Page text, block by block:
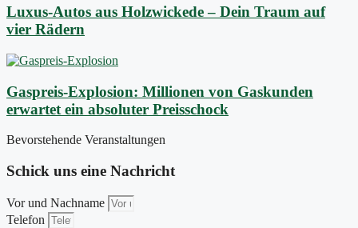
Luxus-Autos aus Holzwickede – Dein Traum auf
vier Rädern
Gaspreis-Explosion: Millionen von Gaskunden
erwartet ein absoluter Preisschock
Bevorstehende Veranstaltungen
Schick uns eine Nachricht
Vor und Nachname
Telefon